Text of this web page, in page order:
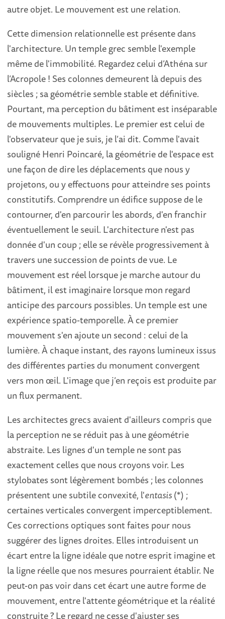
autre objet. Le mouvement est une relation.
Cette dimension relationnelle est présente dans
l'architecture. Un temple grec semble l'exemple
même de l'immobilité. Regardez celui d’Athéna sur
l’Acropole ! Ses colonnes demeurent là depuis des
siècles ; sa géométrie semble stable et définitive.
Pourtant, ma perception du bâtiment est inséparable
de mouvements multiples. Le premier est celui de
l'observateur que je suis, je l’ai dit. Comme l'avait
souligné Henri Poincaré, la géométrie de l'espace est
une façon de dire les déplacements que nous y
projetons, ou y effectuons pour atteindre ses points
constitutifs. Comprendre un édifice suppose de le
contourner, d'en parcourir les abords, d'en franchir
éventuellement le seuil. L'architecture n'est pas
donnée d'un coup ; elle se révèle progressivement à
travers une succession de points de vue. Le
mouvement est réel lorsque je marche autour du
bâtiment, il est imaginaire lorsque mon regard
anticipe des parcours possibles. Un temple est une
expérience spatio-temporelle. À ce premier
mouvement s'en ajoute un second : celui de la
lumière. À chaque instant, des rayons lumineux issus
des différentes parties du monument convergent
vers mon œil. L'image que j’en reçois est produite par
un flux permanent.
Les architectes grecs avaient d'ailleurs compris que
la perception ne se réduit pas à une géométrie
abstraite. Les lignes d'un temple ne sont pas
exactement celles que nous croyons voir. Les
stylobates sont légèrement bombés ; les colonnes
présentent une subtile convexité, l'entasis(*) ;
certaines verticales convergent imperceptiblement.
Ces corrections optiques sont faites pour nous
suggérer des lignes droites. Elles introduisent un
écart entre la ligne idéale que notre esprit imagine et
la ligne réelle que nos mesures pourraient établir. Ne
peut-on pas voir dans cet écart une autre forme de
mouvement, entre l'attente géométrique et la réalité
construite ? Le regard ne cesse d'ajuster ses